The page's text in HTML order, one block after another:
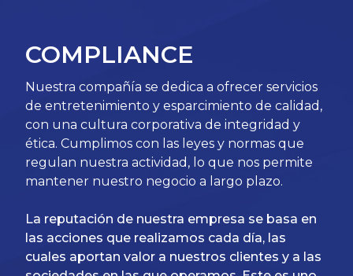
COMPLIANCE
Nuestra compañía se dedica a ofrecer servicios
de entretenimiento y esparcimiento de calidad,
con una cultura corporativa de integridad y
ética. Cumplimos con las leyes y normas que
regulan nuestra actividad, lo que nos permite
mantener nuestro negocio a largo plazo.
La reputación de nuestra empresa se basa en
las acciones que realizamos cada día, las
cuales aportan valor a nuestros clientes y a las